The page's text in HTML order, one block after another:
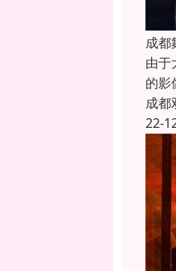
成都
由于
的影
成都
22-